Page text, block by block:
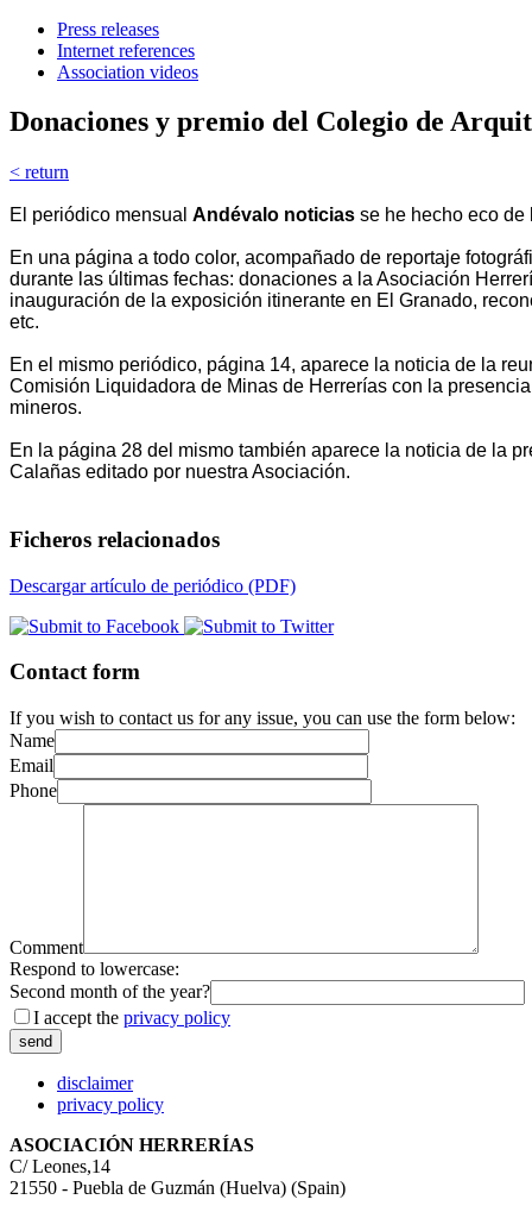
Press releases
Internet references
Association videos
Donaciones y premio del Colegio de
< return
El periódico mensual Andévalo noticias se he hecho eco
En una página a todo color, acompañado de reportaje
durante las últimas fechas: donaciones a la Asociación
inauguración de la exposición itinerante en El Granado,
etc.
En el mismo periódico, página 14, aparece la noticia de la
Comisión Liquidadora de Minas de Herrerías con la
mineros.
En la página 28 del mismo también aparece la noticia de la
Calañas editado por nuestra Asociación.
Ficheros relacionados
Descargar artículo de periódico (PDF)
Contact form
If you wish to contact us for any issue, you can use the form below:
Name
Email
Phone
Comment
Respond to lowercase:
Second month of the year?
I accept the privacy policy
disclaimer
privacy policy
ASOCIACIÓN HERRERÍAS
C/ Leones,14
21550 - Puebla de Guzmán (Huelva) (Spain)